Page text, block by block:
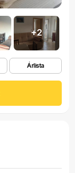
+2
Árlista